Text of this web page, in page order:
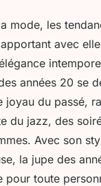
du jazz
: un
3 min de lecture
mode, les
avec
années 20 se
joyau du passé,
du jazz, des
Avec son
la jupe des
pour toute